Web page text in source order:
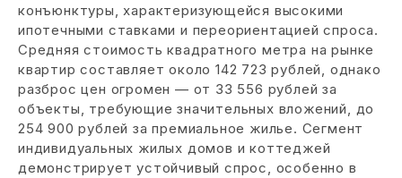
конъюнктуры, характеризующейся высокими
ипотечными ставками и переориентацией спроса.
Средняя стоимость квадратного метра на рынке
квартир составляет около 142 723 рублей, однако
разброс цен огромен — от 33 556 рублей за
объекты, требующие значительных вложений, до
254 900 рублей за премиальное жилье. Сегмент
индивидуальных жилых домов и коттеджей
демонстрирует устойчивый спрос, особенно в